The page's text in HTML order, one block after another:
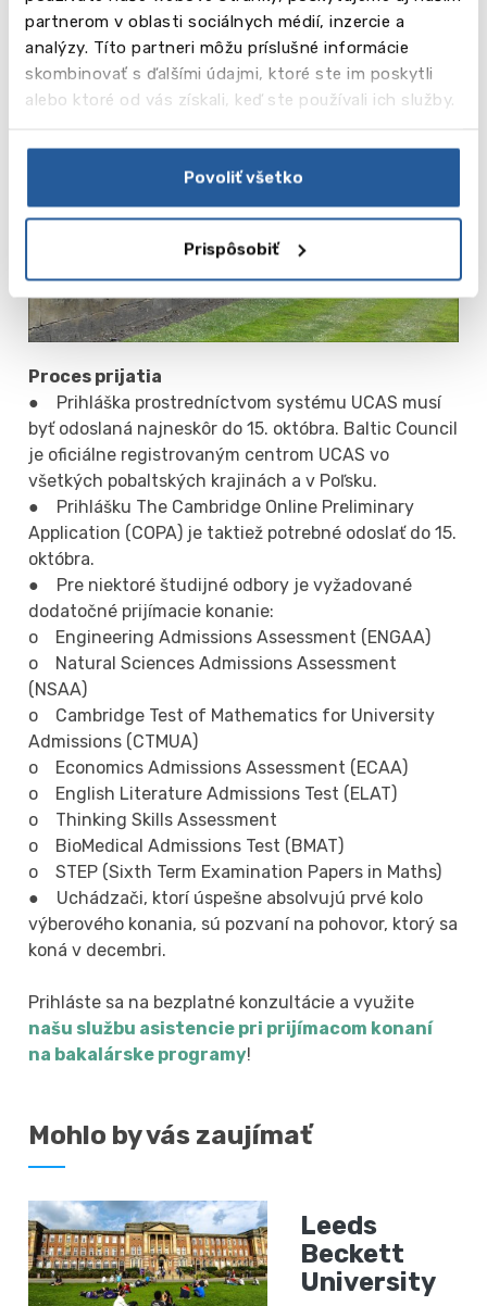
partnerom v oblasti sociálnych médií, inzercie a
analýzy. Títo partneri môžu príslušné informácie
skombinovať s ďalšími údajmi, ktoré ste im poskytli
alebo ktoré od vás získali, keď ste používali ich služby.
Povoliť všetko
Prispôsobiť
Video
Proces prijatia
● Prihláška prostredníctvom systému UCAS musí
byť odoslaná najneskôr do 15. októbra. Baltic Council
je oficiálne registrovaným centrom UCAS vo
všetkých pobaltských krajinách a v Poľsku.
● Prihlášku The Cambridge Online Preliminary
Application (COPA) je taktiež potrebné odoslať do 15.
októbra.
● Pre niektoré študijné odbory je vyžadované
dodatočné prijímacie konanie:
o Engineering Admissions Assessment (ENGAA)
o Natural Sciences Admissions Assessment
(NSAA)
o Cambridge Test of Mathematics for University
Admissions (CTMUA)
o Economics Admissions Assessment (ECAA)
o English Literature Admissions Test (ELAT)
o Thinking Skills Assessment
o BioMedical Admissions Test (BMAT)
o STEP (Sixth Term Examination Papers in Maths)
● Uchádzači, ktorí úspešne absolvujú prvé kolo
výberového konania, sú pozvaní na pohovor, ktorý sa
koná v decembri.
Prihláste sa na bezplatné konzultácie a využite
našu službu asistencie pri prijímacom konaní
na bakalárske programy!
Mohlo by vás zaujímať
Leeds
Beckett
University